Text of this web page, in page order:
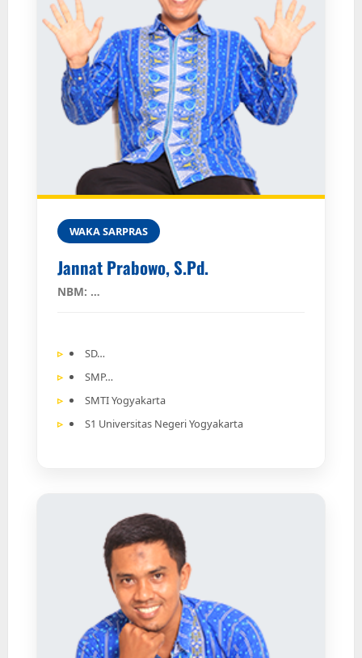
WAKA SARPRAS
Jannat Prabowo, S.Pd.
NBM: …
SD…
SMP…
SMTI Yogyakarta
S1 Universitas Negeri Yogyakarta